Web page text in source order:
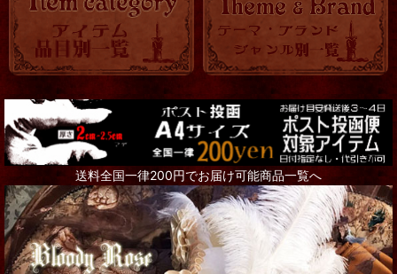
送料全国一律200円でお届け可能商品一覧へ